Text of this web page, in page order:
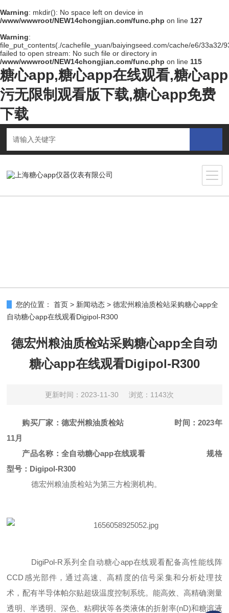
Warning: mkdir(): No space left on device in
/www/wwwroot/NEW14chongjian.com/func.php on line 127
Warning:
file_put_contents(./cachefile_yuan/baiyingseed.com/cache/e6/33a32/
failed to open stream: No such file or directory in
/www/wwwroot/NEW14chongjian.com/func.php on line 115
糖心app,糖心app在线观看,糖心app
污无限制观看版下载,糖心app免费
下载
您的位置： 首页 > 新闻动态 >德宏州粮油质检站采购糖心app全
自动糖心app在线观看Digipol-R300
德宏州粮油质检站采购糖心app全自动
糖心app在线观看Digipol-R300
更新时间：2023-11-30 浏览：1143次
购买厂家 ： 德宏州粮油质检站 时间：2023年
11月
产品名称： 全自动糖心app在线观看
规格
型号： Digipol-R300
德宏州粮油质检站为第三方检测机构。
DigiPol-R系列全自动糖心app在线观看配备高性能线阵
CCD感光部件，通过高速、高精度的信号采集和分析处理技
术，配有半导体帕尔贴超级温度控制系统。能高效、高精确测量
透明、半透明、深色、粘稠状等各类液体的折射率(nD)和糖溶液